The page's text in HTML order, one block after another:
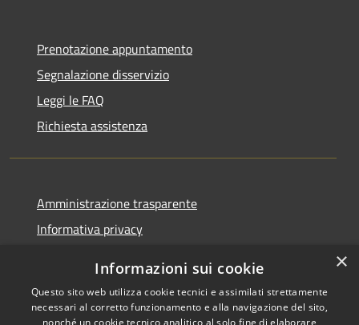
Prenotazione appuntamento
Segnalazione disservizio
Leggi le FAQ
Richiesta assistenza
Amministrazione trasparente
Informativa privacy
Dichiarazione di accessibilità
×
Informazioni sui cookie
Questo sito web utilizza cookie tecnici e assimilati strettamente
necessari al corretto funzionamento e alla navigazione del sito,
nonché un cookie tecnico analitico al solo fine di elaborare